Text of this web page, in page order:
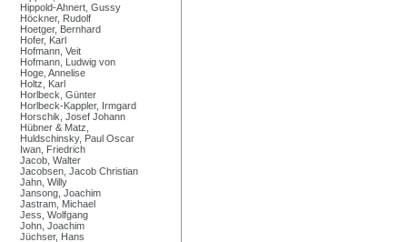
Hippold-Ahnert, Gussy
Höckner, Rudolf
Hoetger, Bernhard
Hofer, Karl
Hofmann, Veit
Hofmann, Ludwig von
Hoge, Annelise
Holtz, Karl
Horlbeck, Günter
Horlbeck-Kappler, Irmgard
Horschik, Josef Johann
Hübner & Matz,
Huldschinsky, Paul Oscar
Iwan, Friedrich
Jacob, Walter
Jacobsen, Jacob Christian
Jahn, Willy
Jansong, Joachim
Jastram, Michael
Jess, Wolfgang
John, Joachim
Jüchser, Hans